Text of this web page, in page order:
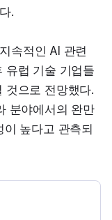
.
속적인 AI 관련
유럽 기술 기업들
것으로 전망했다.
분야에서의 완만
높다고 관측되